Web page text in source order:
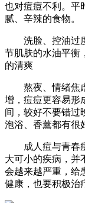
也对痘痘不利。平
腻、辛辣的食物。
洗脸、控油过度
节肌肤的水油平衡
的清爽
熬夜、情绪焦虑
增，痘痘更容易形
间，较好不要错过
泡浴、香薰都有很
成人痘与青春痘
大可小的疾病，并
会越来越严重，给
健康，也要积极治